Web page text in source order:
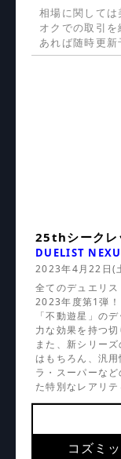
相場に関して
オクでの取引
あれば随時更新
25thシークレ
DUELIST
2023年4月22日(
全てのデュエリ
2023年度第1弾
「不動遊星」の
力な効果を持つ
また、新シリー
はもちろん、汎
ラ・スーパーな
た特別なレアリ
コズミ